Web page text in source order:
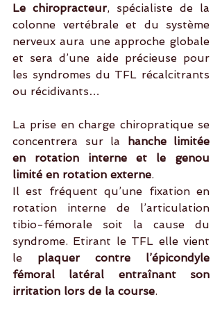
Le chiropracteur, spécialiste de la
colonne vertébrale et du système
nerveux aura une approche globale
et sera d’une aide précieuse pour
les syndromes du TFL récalcitrants
ou récidivants…
La prise en charge chiropratique se
concentrera sur la hanche limitée
en rotation interne et le genou
limité en rotation externe.
Il est fréquent qu’une fixation en
rotation interne de l’articulation
tibio-fémorale soit la cause du
syndrome. Etirant le TFL elle vient
le plaquer contre l’épicondyle
fémoral latéral entraînant son
irritation lors de la course.